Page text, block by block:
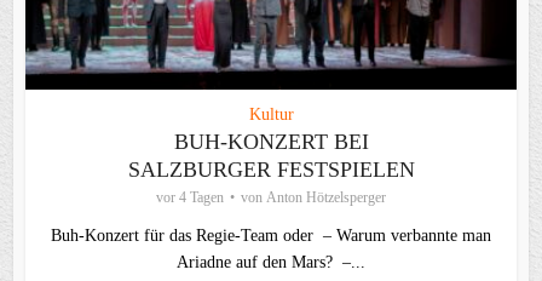
Kultur
BUH-KONZERT BEI
SALZBURGER FESTSPIELEN
vor 4 Tagen von Anton Hötzelsperger
Buh-Konzert für das Regie-Team oder – Warum verbannte man
Ariadne auf den Mars? –...